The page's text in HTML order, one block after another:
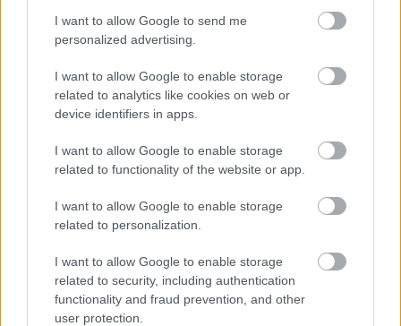
I want to allow Google to send me
personalized advertising.
I want to allow Google to enable storage
related to analytics like cookies on web or
device identifiers in apps.
I want to allow Google to enable storage
related to functionality of the website or app.
I want to allow Google to enable storage
related to personalization.
I want to allow Google to enable storage
related to security, including authentication
functionality and fraud prevention, and other
user protection.
ÉDESKESERŰ TURNÉ: ERDÉLYI KÖRÚTRA INDUL A
MAGYAR ÁLLAMI NÉPI EGYÜTTES
A HAGYOMÁNY ÉS A KORTÁRS DIVAT
TALÁLKOZÁSA – „KIS FEKETE” DIVATBEMUTATÓ
A HAGYOMÁNYOK HÁZÁBAN